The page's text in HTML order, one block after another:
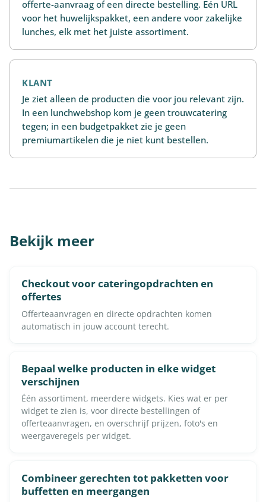
offerte-aanvraag of een directe bestelling. Eén URL
voor het huwelijkspakket, een andere voor zakelijke
lunches, elk met het juiste assortiment.
KLANT
Je ziet alleen de producten die voor jou relevant zijn.
In een lunchwebshop kom je geen trouwcatering
tegen; in een budgetpakket zie je geen
premiumartikelen die je niet kunt bestellen.
Bekijk meer
Checkout voor cateringopdrachten en
offertes
Offerteaanvragen en directe opdrachten komen
automatisch in jouw account terecht.
Bepaal welke producten in elke widget
verschijnen
Één assortiment, meerdere widgets. Kies wat er per
widget te zien is, voor directe bestellingen of
offerteaanvragen, en overschrijf prijzen, foto's en
weergaveregels per widget.
Combineer gerechten tot pakketten voor
buffetten en meergangen